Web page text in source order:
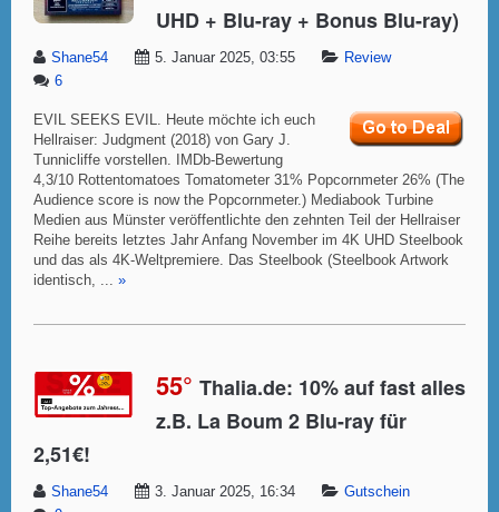
UHD + Blu-ray + Bonus Blu-ray)
Shane54 5. Januar 2025, 03:55
Review
6
EVIL SEEKS EVIL. Heute möchte ich euch
Hellraiser: Judgment (2018) von Gary J.
Tunnicliffe vorstellen. IMDb-Bewertung
4,3/10 Rottentomatoes Tomatometer 31% Popcornmeter 26% (The
Audience score is now the Popcornmeter.) Mediabook Turbine
Medien aus Münster veröffentlichte den zehnten Teil der Hellraiser
Reihe bereits letztes Jahr Anfang November im 4K UHD Steelbook
und das als 4K-Weltpremiere. Das Steelbook (Steelbook Artwork
identisch, ... »
55° Thalia.de: 10% auf fast alles
z.B. La Boum 2 Blu-ray für
2,51€!
Shane54 3. Januar 2025, 16:34
Gutschein